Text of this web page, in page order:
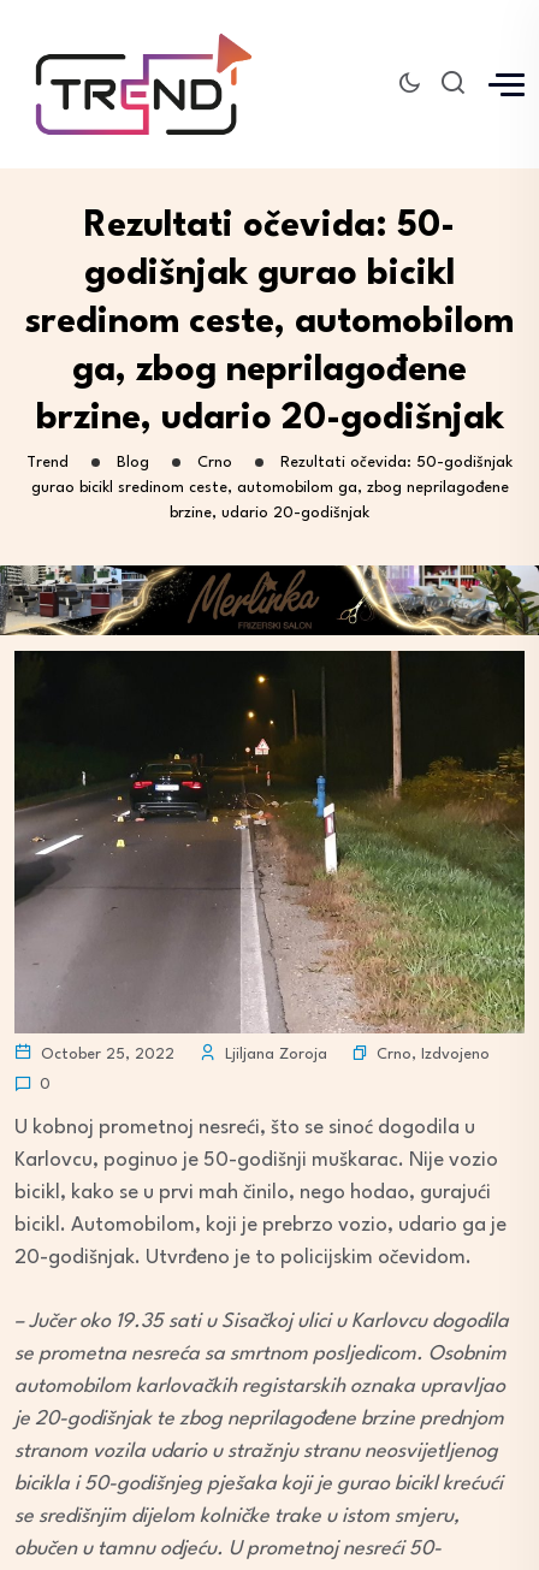
Rezultati očevida: 50-
godišnjak gurao bicikl
sredinom ceste, automobilom
ga, zbog neprilagođene
brzine, udario 20-godišnjak
Trend Blog Crno
Rezultati očevida: 50-godišnjak
gurao bicikl sredinom ceste, automobilom ga, zbog neprilagođene
brzine, udario 20-godišnjak
October 25, 2022 Ljiljana Zoroja Crno,
Izdvojeno
0
U kobnoj prometnoj nesreći, što se sinoć dogodila u
Karlovcu, poginuo je 50-godišnji muškarac. Nije vozio
bicikl, kako se u prvi mah činilo, nego hodao, gurajući
bicikl. Automobilom, koji je prebrzo vozio, udario ga je
20-godišnjak. Utvrđeno je to policijskim očevidom.
– Jučer oko 19.35 sati u Sisačkoj ulici u Karlovcu dogodila
se prometna nesreća sa smrtnom posljedicom. Osobnim
automobilom karlovačkih registarskih oznaka upravljao
je 20-godišnjak te zbog neprilagođene brzine prednjom
stranom vozila udario u stražnju stranu neosvijetljenog
bicikla i 50-godišnjeg pješaka koji je gurao bicikl krećući
se središnjim dijelom kolničke trake u istom smjeru,
obučen u tamnu odjeću. U prometnoj nesreći 50-